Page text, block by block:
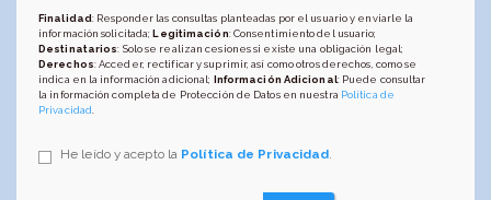
Finalidad: Responder las consultas planteadas por el usuario y enviarle la
información solicitada; Legitimación: Consentimiento del usuario;
Destinatarios: Solo se realizan cesiones si existe una obligación legal;
Derechos: Acceder, rectificar y suprimir, así como otros derechos, como se
indica en la información adicional;
Información Adicional: Puede consultar
la información completa de Protección de Datos en nuestra Política de
Privacidad.
He leído y acepto la Política de Privacidad